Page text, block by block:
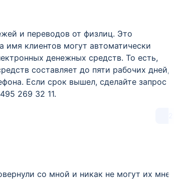
и переводов от физлиц. Это
имя клиентов могут автоматически
денежных средств. То есть,
составляет до пяти рабочих дней,
Если срок вышел, сделайте запрос
269 32 11.
со мной и никак не могут их мне